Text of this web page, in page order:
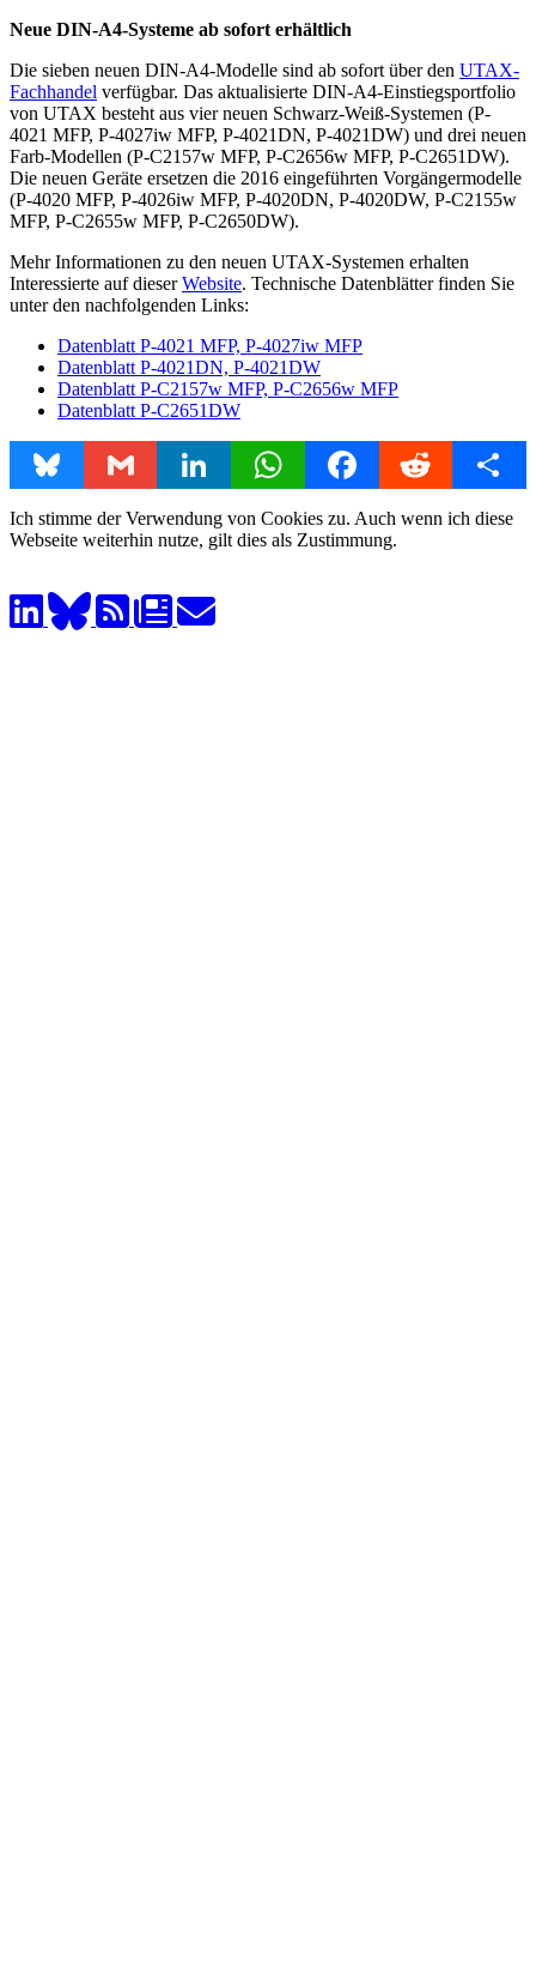
Neue DIN-A4-Systeme ab sofort erhältlich
Die sieben neuen DIN-A4-Modelle sind ab sofort über den UTAX-
Fachhandel verfügbar. Das aktualisierte DIN-A4-Einstiegsportfolio
von UTAX besteht aus vier neuen Schwarz-Weiß-Systemen (P-
4021 MFP, P-4027iw MFP, P-4021DN, P-4021DW) und drei neuen
Farb-Modellen (P-C2157w MFP, P-C2656w MFP, P-C2651DW).
Die neuen Geräte ersetzen die 2016 eingeführten Vorgängermodelle
(P-4020 MFP, P-4026iw MFP, P-4020DN, P-4020DW, P-C2155w
MFP, P-C2655w MFP, P-C2650DW).
Mehr Informationen zu den neuen UTAX-Systemen erhalten
Interessierte auf dieserWebsite. Technische Datenblätter finden Sie
unter den nachfolgenden Links:
Datenblatt P-4021 MFP, P-4027iw MFP
Datenblatt P-4021DN, P-4021DW
Datenblatt P-C2157w MFP, P-C2656w MFP
Datenblatt P-C2651DW
Bluesky Gmail LinkedIn WhatsAppFacebookReddit Share
Ich stimme der Verwendung von Cookies zu. Auch wenn ich diese
Webseite weiterhin nutze, gilt dies als Zustimmung.